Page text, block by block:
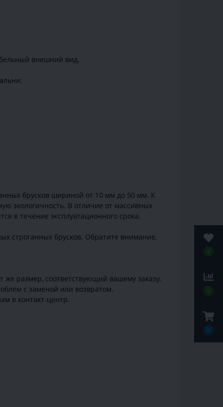
0
0
0
внешний вид.
брусков шириной от 10 мм до 50 мм. К
экологичность. В отличие от массивных
в течение эксплуатационного срока.
строганных брусков. Обратите внимание,
же размер, соответствующий вашему заказу.
с заменой или возвратом.
в контакт-центр.